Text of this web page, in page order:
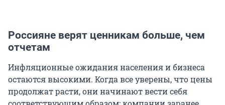
Россияне верят ценникам больше, чем
отчетам
Инфляционные ожидания населения и бизнеса
остаются высокими. Когда все уверены, что цены
продолжат расти, они начинают вести себя